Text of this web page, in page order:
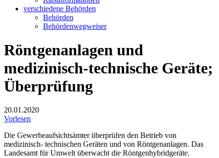
verschiedene Behörden
Behörden
Behördenwegweiser
Röntgenanlagen und
medizinisch-technische Geräte;
Überprüfung
20.01.2020
Vorlesen
Die Gewerbeaufsichtsämter überprüfen den Betrieb von
medizinisch- technischen Geräten und von Röntgenanlagen. Das
Landesamt für Umwelt überwacht die Röntgenhybridgeräte.